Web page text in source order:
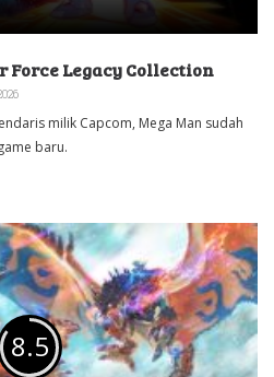
Force Legacy Collection
milik Capcom, Mega Man sudah
baru.
8.5